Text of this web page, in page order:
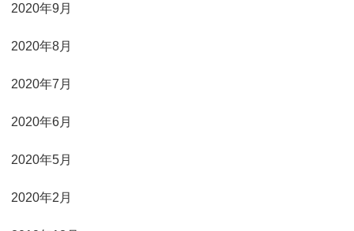
2020年9月
2020年8月
2020年7月
2020年6月
2020年5月
2020年2月